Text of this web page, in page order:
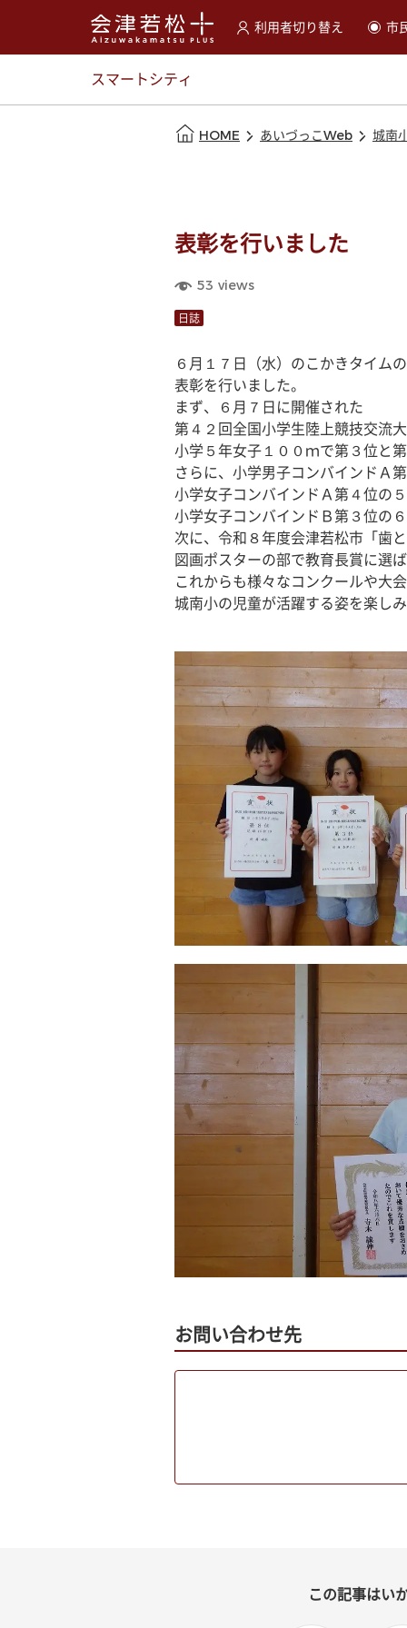
利用者切り替え
選択すると利用者の切替市
スマートシティ
HOME あいづっこWeb 城南
表彰を行いました
53 views
日誌
６月１７日（水）のこかきタイム
表彰を行いました。
まず、６月７日に開催された
第４２回全国小学生陸上競技交流
小学５年女子１００ｍで第３位と
さらに、小学男子コンバインドＡ
小学女子コンバインドＡ第４位の
小学女子コンバインドＢ第３位の
次に、令和８年度会津若松市「歯
図画ポスターの部で教育長賞に選
これからも様々なコンクールや大
城南小の児童が活躍する姿を楽し
お問い合わせ先
この記事はい